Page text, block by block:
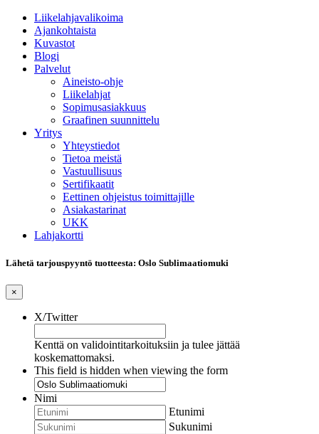
Liikelahjavalikoima
Ajankohtaista
Kuvastot
Blogi
Palvelut
Aineisto-ohje
Liikelahjat
Sopimusasiakkuus
Graafinen suunnittelu
Yritys
Yhteystiedot
Tietoa meistä
Vastuullisuus
Sertifikaatit
Eettinen ohjeistus toimittajille
Asiakastarinat
UKK
Lahjakortti
Lähetä tarjouspyyntö tuotteesta: Oslo Sublimaatiomuki
×
X/Twitter
Kenttä on validointitarkoituksiin ja tulee jättää
koskemattomaksi.
This field is hidden when viewing the form
Nimi
Etunimi
Sukunimi